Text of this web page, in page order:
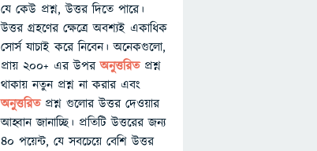
যে কেউ প্রশ্ন, উত্তর দিতে পারে।
উত্তর গ্রহণের ক্ষেত্রে অবশ্যই একাধিক
সোর্স যাচাই করে নিবেন। অনেকগুলো,
প্রায় ২০০+ এর উপরঅনুত্তরিতপ্রশ্ন
থাকায় নতুন প্রশ্ন না করার এবং
অনুত্তরিত প্রশ্ন গুলোর উত্তর দেওয়ার
আহ্বান জানাচ্ছি। প্রতিটি উত্তরের জন্য
৪০ পয়েন্ট, যে সবচেয়ে বেশি উত্তর